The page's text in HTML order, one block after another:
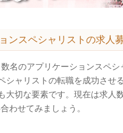
ンスペシャリストの求人
数名のアプリケーションスペシ
シャリストの転職を成功させ
大切な要素です。現在は求人
わせてみましょう。